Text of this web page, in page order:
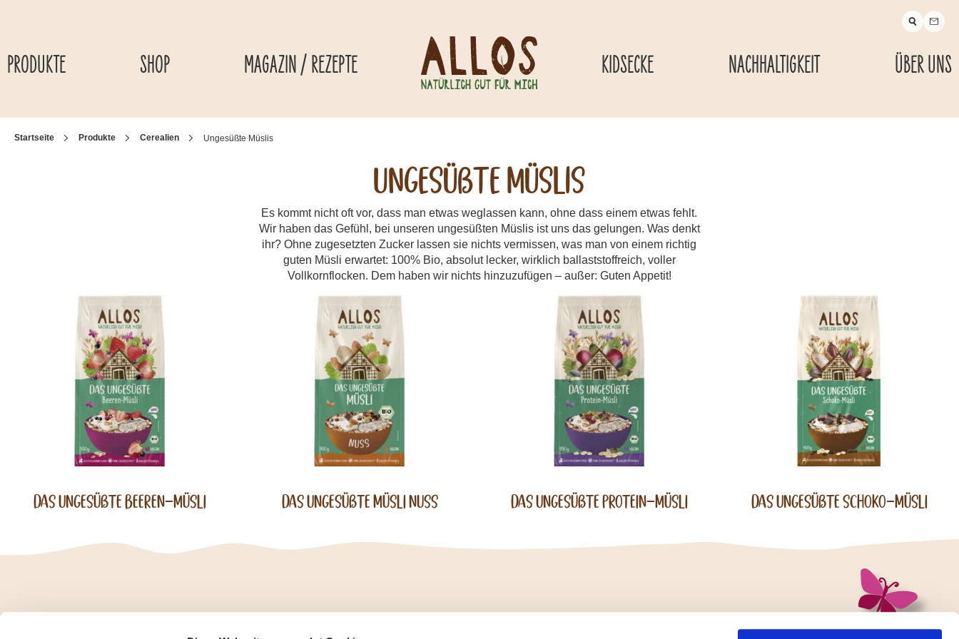
PRODUKTE SHOP MAGAZIN / REZEPTE KIDSECKE NACHHALTIGKEIT ÜBER UNS
Startseite Produkte Cerealien Ungesüßte Müslis
Ungesüßte Müslis
Es kommt nicht oft vor, dass man etwas weglassen kann, ohne dass einem etwas fehlt.
Wir haben das Gefühl, bei unseren ungesüßten Müslis ist uns das gelungen. Was denkt
ihr? Ohne zugesetzten Zucker lassen sie nichts vermissen, was man von einem richtig
guten Müsli erwartet: 100% Bio, absolut lecker, wirklich ballaststoffreich, voller
Vollkornflocken. Dem haben wir nichts hinzuzufügen – außer: Guten Appetit!
Das Ungesüßte Beeren-Müsli Das Ungesüßte Müsli Nuss Das Ungesüßte Protein-Müsli Das Ungesüßte Schoko-Müsli